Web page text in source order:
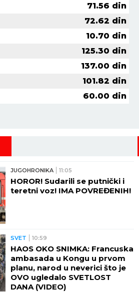
71.56 din
72.62 din
10.70 din
125.30 din
137.00 din
101.82 din
60.00 din
JUGOHRONIKA 11:05
HOROR! Sudarili se putnički i
teretni voz! IMA POVREĐENIH!
SVET 10:59
HAOS OKO SNIMKA: Francuska
ambasada u Kongu u prvom
planu, narod u neverici što je
OVO ugledalo SVETLOST
DANA (VIDEO)